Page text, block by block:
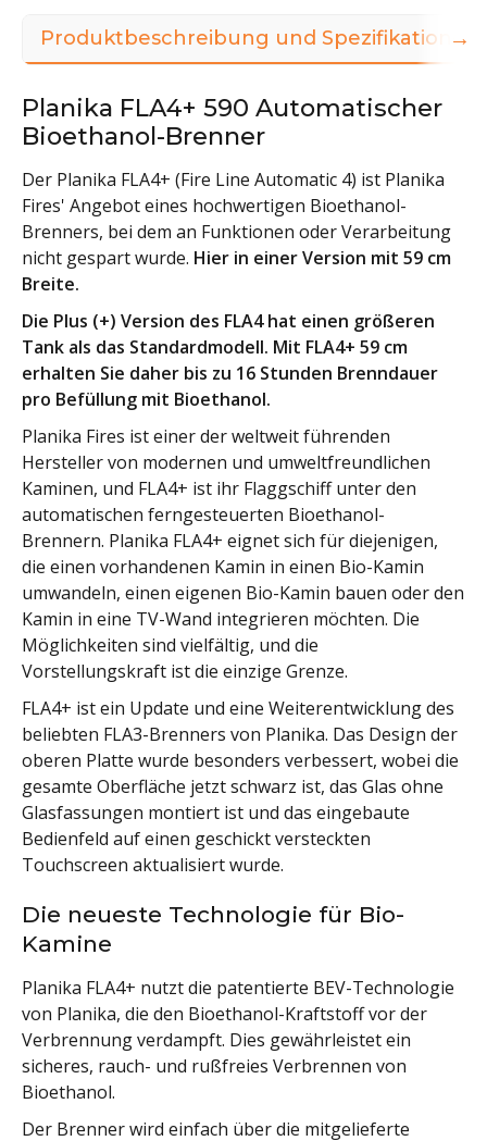
Produktbeschreibung und Spezifikationen
Planika FLA4+ 590 Automatischer
Bioethanol-Brenner
Der Planika FLA4+ (Fire Line Automatic 4) ist Planika
Fires' Angebot eines hochwertigen Bioethanol-
Brenners, bei dem an Funktionen oder Verarbeitung
nicht gespart wurde. Hier in einer Version mit 59 cm
Breite.
Die Plus (+) Version des FLA4 hat einen größeren
Tank als das Standardmodell. Mit FLA4+ 59 cm
erhalten Sie daher bis zu 16 Stunden Brenndauer
pro Befüllung mit Bioethanol.
Planika Fires ist einer der weltweit führenden
Hersteller von modernen und umweltfreundlichen
Kaminen, und FLA4+ ist ihr Flaggschiff unter den
automatischen ferngesteuerten Bioethanol-
Brennern. Planika FLA4+ eignet sich für diejenigen,
die einen vorhandenen Kamin in einen Bio-Kamin
umwandeln, einen eigenen Bio-Kamin bauen oder den
Kamin in eine TV-Wand integrieren möchten. Die
Möglichkeiten sind vielfältig, und die
Vorstellungskraft ist die einzige Grenze.
FLA4+ ist ein Update und eine Weiterentwicklung des
beliebten FLA3-Brenners von Planika. Das Design der
oberen Platte wurde besonders verbessert, wobei die
gesamte Oberfläche jetzt schwarz ist, das Glas ohne
Glasfassungen montiert ist und das eingebaute
Bedienfeld auf einen geschickt versteckten
Touchscreen aktualisiert wurde.
Die neueste Technologie für Bio-
Kamine
Planika FLA4+ nutzt die patentierte BEV-Technologie
von Planika, die den Bioethanol-Kraftstoff vor der
Verbrennung verdampft. Dies gewährleistet ein
sicheres, rauch- und rußfreies Verbrennen von
Bioethanol.
Der Brenner wird einfach über die mitgelieferte
→